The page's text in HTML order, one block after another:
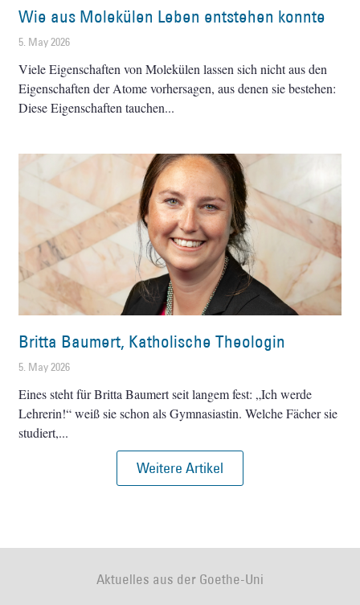
Wie aus Molekülen Leben entstehen konnte
5. May 2026
Viele Eigenschaften von Molekülen lassen sich nicht aus den
Eigenschaften der Atome vorhersagen, aus denen sie bestehen:
Diese Eigenschaften tauchen
Britta Baumert, Katholische Theologin
5. May 2026
Eines steht für Britta Baumert seit langem fest: „Ich werde
Lehrerin!“ weiß sie schon als Gymnasiastin. Welche Fächer sie
studiert,
Weitere Artikel
Aktuelles aus der Goethe-Uni